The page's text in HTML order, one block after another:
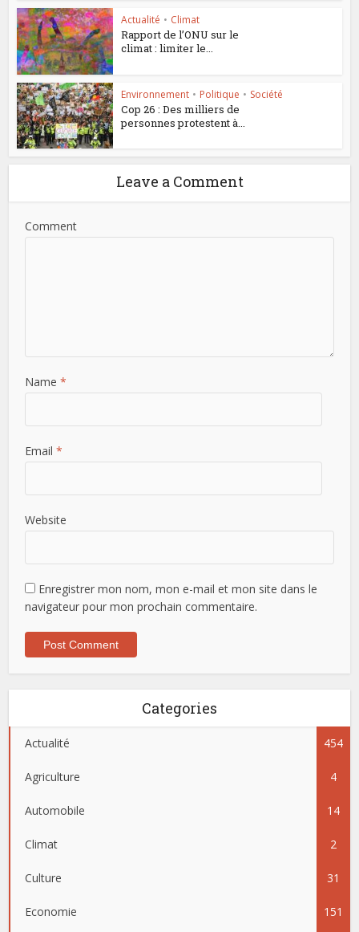
Actualité • Climat
Rapport de l’ONU sur le
climat : limiter le...
Environnement • Politique • Société
Cop 26 : Des milliers de
personnes protestent à...
Leave a Comment
Comment
Name *
Email *
Website
Enregistrer mon nom, mon e-mail et mon site dans le
navigateur pour mon prochain commentaire.
Categories
Actualité 454
Agriculture 4
Automobile 14
Climat 2
Culture 31
Economie 151